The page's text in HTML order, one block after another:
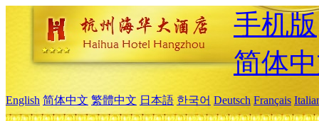
手机版
简体
English 简体中文 繁體中文 日本語 한국어 Deutsch Français